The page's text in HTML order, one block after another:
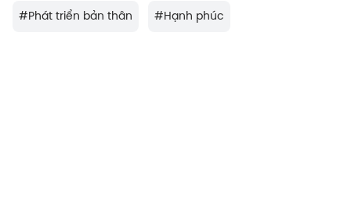
#Phát triển bản thân #Hạnh phúc